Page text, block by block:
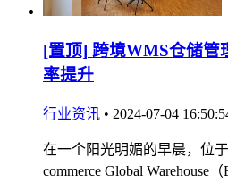
[置顶] 跨境WMS仓储管
率提升
行业资讯 • 2024-07-04
在一个阳光明媚的早晨，位
commerce Global Warehouse